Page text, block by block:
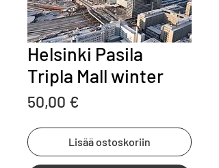
Helsinki Pasila
Tripla Mall winter
50,00 €
Lisää ostoskoriin